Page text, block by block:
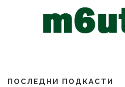
ПОСЛЕДНИ ПОДКАСТИ